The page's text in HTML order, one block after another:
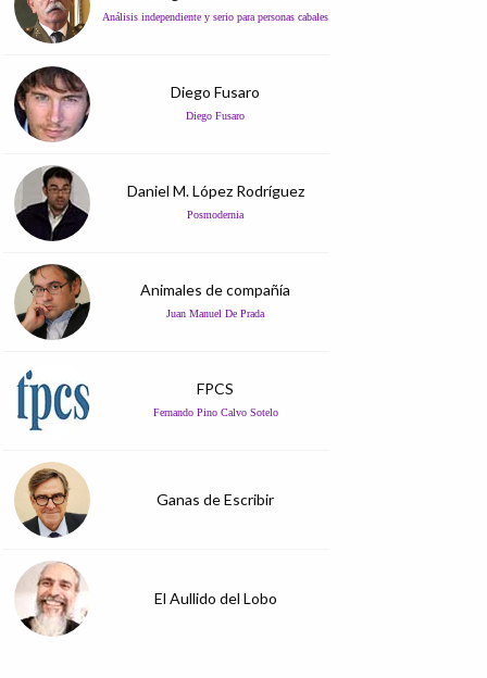
Análisis independiente y serio para personas cabales
Diego Fusaro
Diego Fusaro
Daniel M. López Rodríguez
Posmodernia
Animales de compañía
Juan Manuel De Prada
FPCS
Fernando Pino Calvo Sotelo
Ganas de Escribir
El Aullido del Lobo